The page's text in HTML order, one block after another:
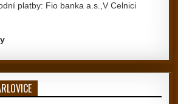
platby: Fio banka a.s.,V Celnici